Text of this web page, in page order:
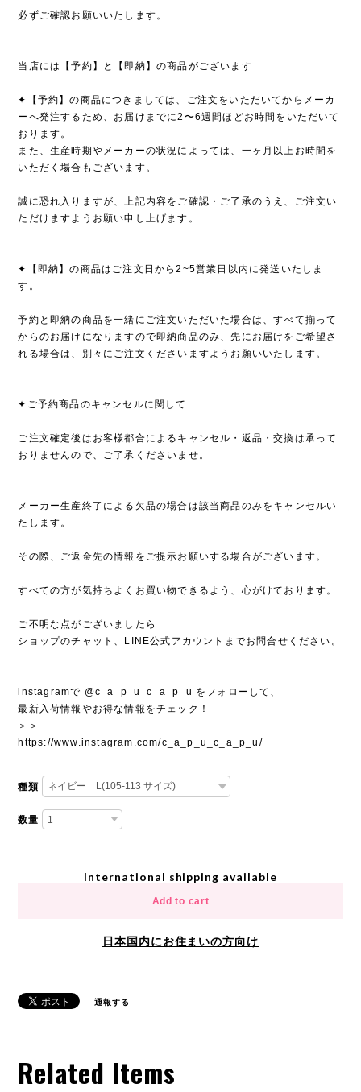
必ずご確認お願いいたします。
当店には【予約】と【即納】の商品がございます
✦【予約】の商品につきましては、ご注文をいただいてからメーカ
ーへ発注するため、お届けまでに2〜6週間ほどお時間をいただいて
おります。
また、生産時期やメーカーの状況によっては、一ヶ月以上お時間を
いただく場合もございます。
誠に恐れ入りますが、上記内容をご確認・ご了承のうえ、ご注文い
ただけますようお願い申し上げます。
✦【即納】の商品はご注文日から2~5営業日以内に発送いたしま
す。
予約と即納の商品を一緒にご注文いただいた場合は、すべて揃って
からのお届けになりますので即納商品のみ、先にお届けをご希望さ
れる場合は、別々にご注文くださいますようお願いいたします。
✦ご予約商品のキャンセルに関して
ご注文確定後はお客様都合によるキャンセル・返品・交換は承って
おりませんので、ご了承くださいませ。
メーカー生産終了による欠品の場合は該当商品のみをキャンセルい
たします。
その際、ご返金先の情報をご提示お願いする場合がございます。
すべての方が気持ちよくお買い物できるよう、心がけております。
ご不明な点がございましたら
ショップのチャット、LINE公式アカウントまでお問合せください。
instagramで @c_a_p_u_c_a_p_u をフォローして、
最新入荷情報やお得な情報をチェック！
＞＞
https://www.instagram.com/c_a_p_u_c_a_p_u/
種類
数量
International shipping available
Add to cart
日本国内にお住まいの方向け
通報する
Related Items